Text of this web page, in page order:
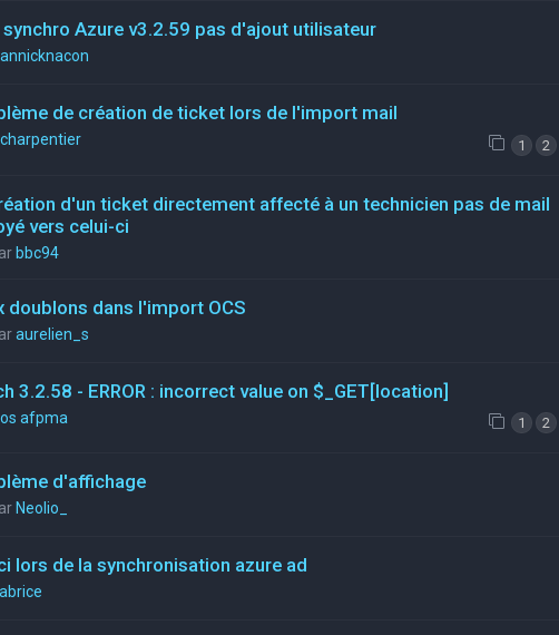
synchro Azure v3.2.59 pas d'ajout utilisateur
de création de ticket lors de l'import mail
1 2
d'un ticket directement affecté à un technicien pas de mail
vers celui-ci
bbc94
doublons dans l'import OCS
aurelien_s
3.2.58 - ERROR : incorrect value on $_GET[location]
afpma 1 2
d'affichage
Neolio_
lors de la synchronisation azure ad